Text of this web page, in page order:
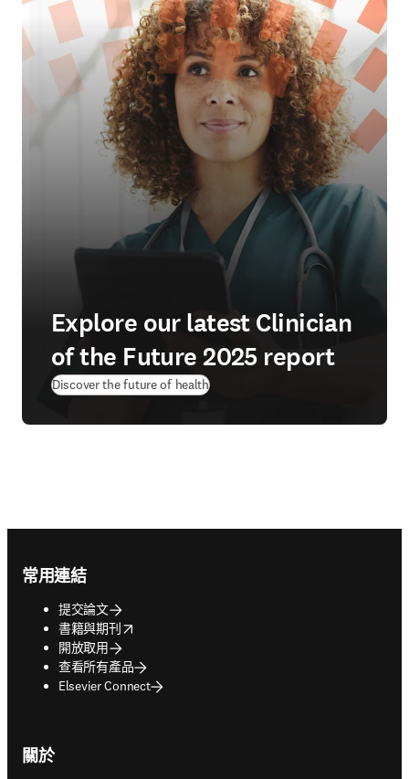
Explore our latest Clinician
of the Future 2025 report
Discover the future of health(
常用連結
提交論文
書籍與期刊
opens in new tab/window
開放取用
查看所有產品
Elsevier Connect
關於